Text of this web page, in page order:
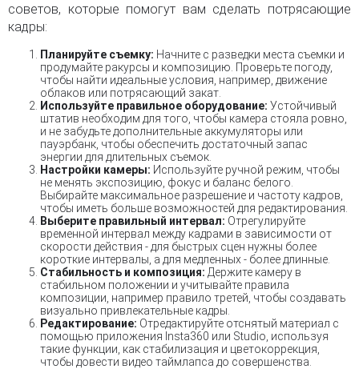
советов, которые помогут вам сделать потрясающие
кадры:
Планируйте съемку: Начните с разведки места съемки и
продумайте ракурсы и композицию. Проверьте погоду,
чтобы найти идеальные условия, например, движение
облаков или потрясающий закат.
Используйте правильное оборудование: Устойчивый
штатив необходим для того, чтобы камера стояла ровно,
и не забудьте дополнительные аккумуляторы или
пауэрбанк, чтобы обеспечить достаточный запас
энергии для длительных съемок.
Настройки камеры: Используйте ручной режим, чтобы
не менять экспозицию, фокус и баланс белого.
Выбирайте максимальное разрешение и частоту кадров,
чтобы иметь больше возможностей для редактирования.
Выберите правильный интервал: Отрегулируйте
временной интервал между кадрами в зависимости от
скорости действия - для быстрых сцен нужны более
короткие интервалы, а для медленных - более длинные.
Стабильность и композиция: Держите камеру в
стабильном положении и учитывайте правила
композиции, например правило третей, чтобы создавать
визуально привлекательные кадры.
Редактирование: Отредактируйте отснятый материал с
помощью приложения Insta360 или Studio, используя
такие функции, как стабилизация и цветокоррекция,
чтобы довести видео таймлапса до совершенства.